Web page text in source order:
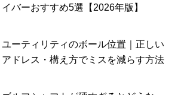
イバーおすすめ5選【2026年版】
ユーティリティのボール位置｜正しい
アドレス・構え方でミスを減らす方法